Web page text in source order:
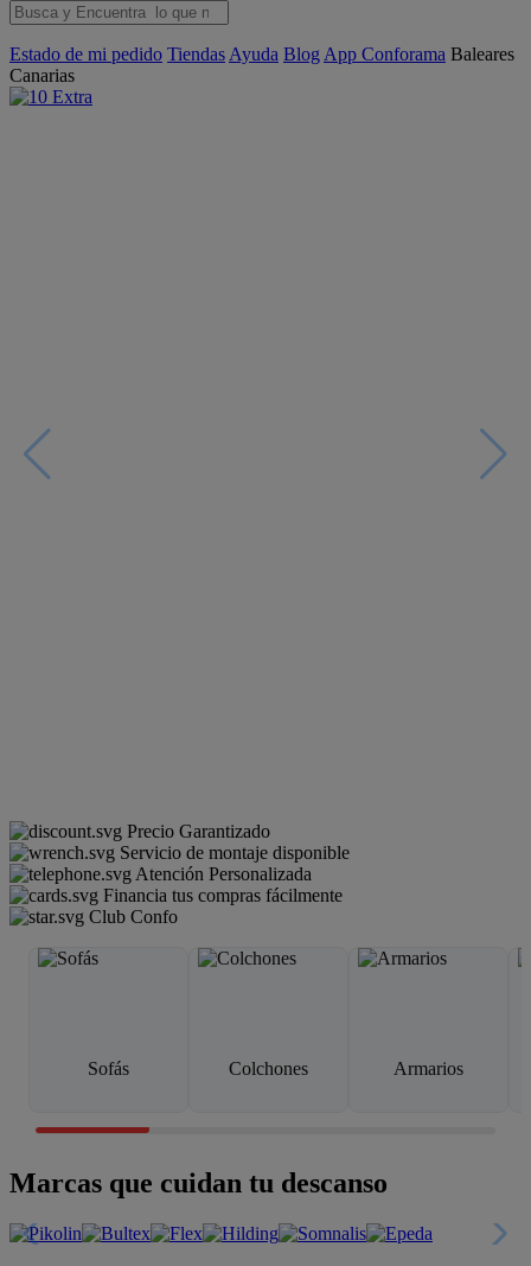
Estado de mi pedido Tiendas Ayuda Blog App Conforama Baleares
Canarias
Precio Garantizado
Servicio de montaje disponible
Atención Personalizada
Financia tus compras fácilmente
Club Confo
Sofás Colchones Armarios
Marcas que cuidan tu descanso